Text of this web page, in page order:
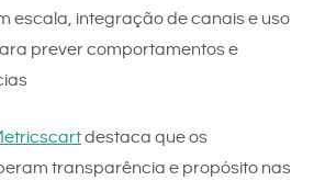
escala, integração de canais e uso
prever comportamentos e
destaca que os
transparência e propósito nas